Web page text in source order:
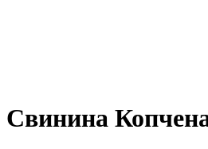
Свинина